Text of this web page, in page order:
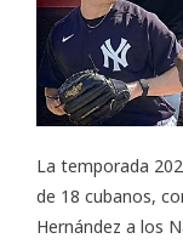
La temporada
de 18 cubanos,
Hernández a los